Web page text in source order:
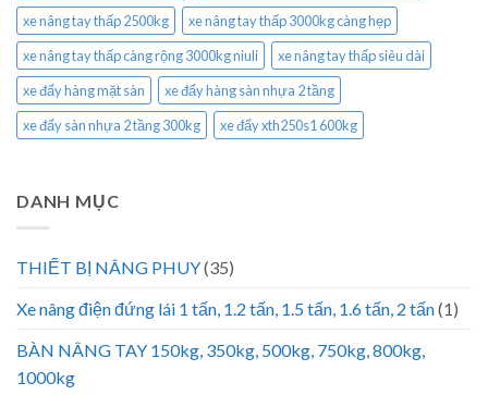
xe nâng tay thấp 2500kg
xe nâng tay thấp 3000kg càng hẹp
xe nâng tay thấp càng rộng 3000kg niuli
xe nâng tay thấp siêu dài
xe đẩy hàng mặt sàn
xe đẩy hàng sàn nhựa 2 tầng
xe đẩy sàn nhựa 2 tầng 300kg
xe đẩy xth250s1 600kg
DANH MỤC
THIẾT BỊ NÂNG PHUY(35)
Xe nâng điện đứng lái 1 tấn, 1.2 tấn, 1.5 tấn, 1.6 tấn, 2 tấn(1)
BÀN NÂNG TAY 150kg, 350kg, 500kg, 750kg, 800kg,
1000kg